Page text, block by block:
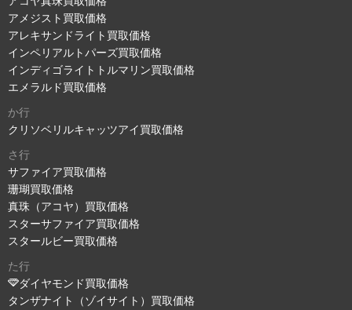
アメジスト買取価格
アレキサンドライト買取価格
インペリアルトパーズ買取価格
インディゴライトトルマリン買取価格
エメラルド買取価格
か行
クリソベリルキャッツアイ買取価格
さ行
サファイア買取価格
珊瑚買取価格
真珠（アコヤ）買取価格
スターサファイア買取価格
スタールビー買取価格
た行
ダイヤモンド買取価格
タンザナイト（ゾイサイト）買取価格